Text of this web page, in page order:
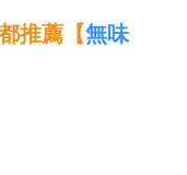
推薦【無味